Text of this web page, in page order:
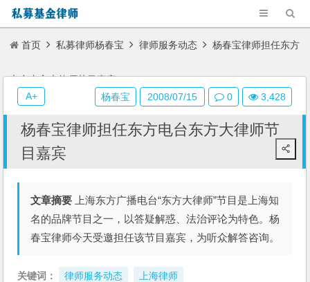
首页 私募律师杨春宝 律师服务动态 杨春宝律师担任东方
电台东方大律师节目嘉宾
杨春宝律师担任东方电台东方大律师节
目嘉宾
文章摘要 上海东方广播电台“东方大律师”节目是上海知
名的品牌节目之一，以答疑解惑、法治评论为特色。杨
春宝律师今天受邀担任该节目嘉宾，为听众解答咨询。
关键词： 律师服务动态 上海律师
杨春宝 2008/07/15 0 3,428
A+